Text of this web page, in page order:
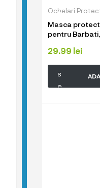
Masca
pentru
reutilizabila,
29.99 lei
p
r
o
d
s
e